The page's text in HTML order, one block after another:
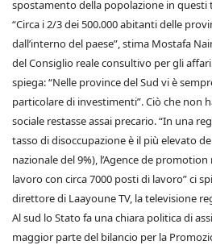
spostamento della popolazione in questi
“Circa i 2/3 dei 500.000 abitanti delle
dall’interno del paese”, stima Mostafa
del Consiglio reale consultivo per gli
spiega: “Nelle province del Sud vi è
particolare di investimenti”. Ciò che non
sociale restasse assai precario. “In una
tasso di disoccupazione è il più elevato
nazionale del 9%), l’Agence de
lavoro con circa 7000 posti di lavoro” ci
direttore di Laayoune TV, la televisione
Al sud lo Stato fa una chiara politica di
maggior parte del bilancio per la